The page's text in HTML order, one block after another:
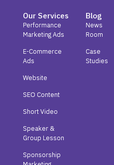
Our Services
Performance
Marketing Ads
E-Commerce
Ads
Website
SEO Content
Short Video
Speaker &
Group Lesson
Sponsorship
Blog
News
Room
Case
Studies